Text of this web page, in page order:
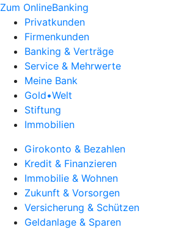
Zum OnlineBanking
Privatkunden
Firmenkunden
Banking & Verträge
Service & Mehrwerte
Meine Bank
Gold•Welt
Stiftung
Immobilien
Girokonto & Bezahlen
Kredit & Finanzieren
Immobilie & Wohnen
Zukunft & Vorsorgen
Versicherung & Schützen
Geldanlage & Sparen